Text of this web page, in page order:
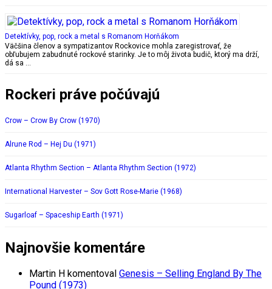
Detektívky, pop, rock a metal s Romanom Horňákom
Väčšina členov a sympatizantov Rockovice mohla zaregistrovať, že
obľubujem zabudnuté rockové starinky. Je to môj života budič, ktorý ma drží,
dá sa …
Rockeri práve počúvajú
Crow – Crow By Crow (1970)
Alrune Rod – Hej Du (1971)
Atlanta Rhythm Section – Atlanta Rhythm Section (1972)
International Harvester – Sov Gott Rose-Marie (1968)
Sugarloaf – Spaceship Earth (1971)
Najnovšie komentáre
Martin H komentoval Genesis – Selling England By The
Pound (1973)